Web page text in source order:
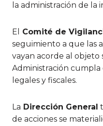
la administración de la
El Comité de
seguimiento a que las
vayan acorde al objeto
Administración
legales y fiscales.
La Dirección General
de acciones se